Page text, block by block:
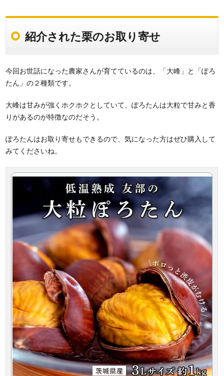
紹介された栗のお取り寄せ
今回お世話になった農家さんが育てているのは、「大峰」と「ぽろ
たん」の２種類です。
大峰は甘みが強くホクホクとしていて、ぽろたんは大粒で甘みと香
りがあるのが特徴なのだそう。
ぽろたんはお取り寄せもできるので、気になった方はぜひ購入して
みてくださいね。